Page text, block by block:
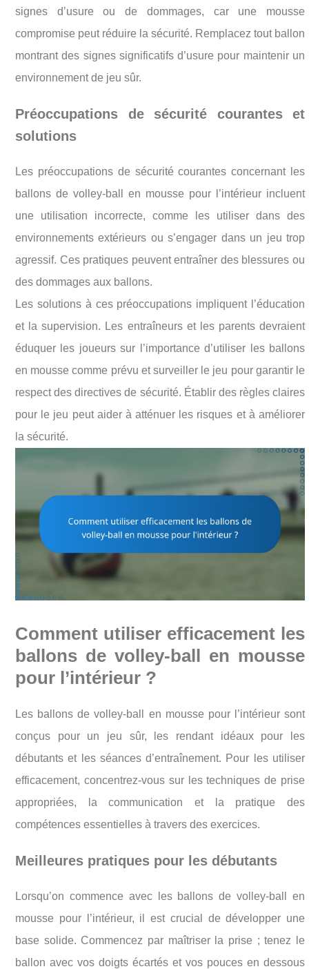
signes d’usure ou de dommages, car une mousse
compromise peut réduire la sécurité. Remplacez tout ballon
montrant des signes significatifs d’usure pour maintenir un
environnement de jeu sûr.
Préoccupations de sécurité courantes et
solutions
Les préoccupations de sécurité courantes concernant les
ballons de volley-ball en mousse pour l’intérieur incluent
une utilisation incorrecte, comme les utiliser dans des
environnements extérieurs ou s’engager dans un jeu trop
agressif. Ces pratiques peuvent entraîner des blessures ou
des dommages aux ballons.
Les solutions à ces préoccupations impliquent l’éducation
et la supervision. Les entraîneurs et les parents devraient
éduquer les joueurs sur l’importance d’utiliser les ballons
en mousse comme prévu et surveiller le jeu pour garantir le
respect des directives de sécurité. Établir des règles claires
pour le jeu peut aider à atténuer les risques et à améliorer
la sécurité.
Comment utiliser efficacement les
ballons de volley-ball en mousse
pour l’intérieur ?
Les ballons de volley-ball en mousse pour l’intérieur sont
conçus pour un jeu sûr, les rendant idéaux pour les
débutants et les séances d’entraînement. Pour les utiliser
efficacement, concentrez-vous sur les techniques de prise
appropriées, la communication et la pratique des
compétences essentielles à travers des exercices.
Meilleures pratiques pour les débutants
Lorsqu’on commence avec les ballons de volley-ball en
mousse pour l’intérieur, il est crucial de développer une
base solide. Commencez par maîtriser la prise ; tenez le
ballon avec vos doigts écartés et vos pouces en dessous